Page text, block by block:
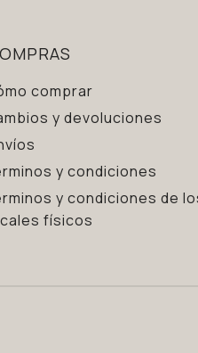
comprar
y devoluciones
y condiciones
y condiciones de
físicos